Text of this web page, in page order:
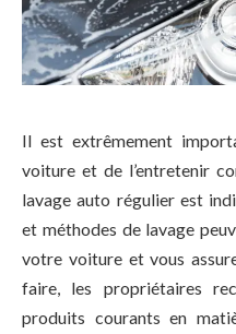
Il est extrêmement
voiture et de l’entretenir
lavage auto régulier est
et méthodes de lavage
votre voiture et vous
faire, les propriétaires
produits courants en